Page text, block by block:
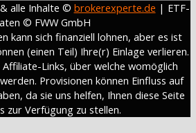
alle Inhalte © brokerexperte.de | ETF-
© FWW GmbH
kann sich finanziell lohnen, aber es ist
(einen Teil) Ihre(r) Einlage verlieren.
Links, über welche womöglich
Provisionen können Einfluss auf
da sie uns helfen, Ihnen diese Seite
zur Verfügung zu stellen.